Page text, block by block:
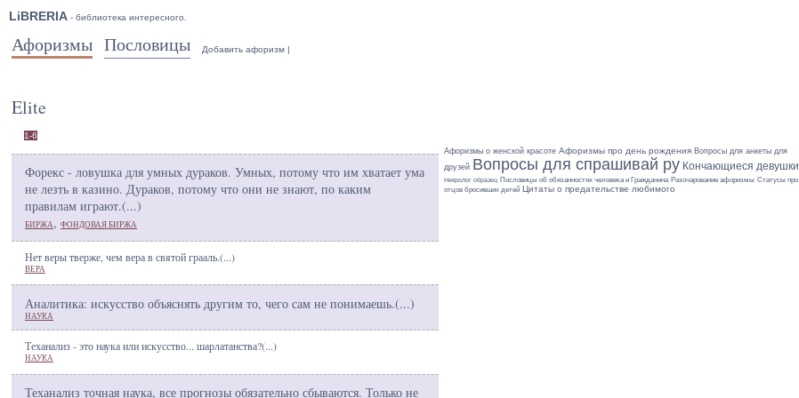
LiBRERIA - библиотека интересного.
Афоризмы Пословицы Добавить афоризм |
Elite
1-6
Форекс - ловушка для умных дураков. Умных, потому что им хватает ума
не лезть в казино. Дураков, потому что они не знают, по каким
правилам играют.(...)
БИРЖА, ФОНДОВАЯ БИРЖА
Нет веры тверже, чем вера в святой грааль.(...)
ВЕРА
Аналитика: искусство объяснять другим то, чего сам не понимаешь.(...)
НАУКА
Теханализ - это наука или искусство... шарлатанства?(...)
НАУКА
Теханализ точная наука, все прогнозы обязательно сбываются. Только не
Афоризмы о женской красоте Афоризмы про день рождения Вопросы для анкеты для
друзей Вопросы для спрашивай ру Кончающиеся девушки
Некролог образец Пословицы об обязанностях человека и Гражданина Разочарование афоризмы Статусы про
отцов бросивших детей Цитаты о предательстве любимого